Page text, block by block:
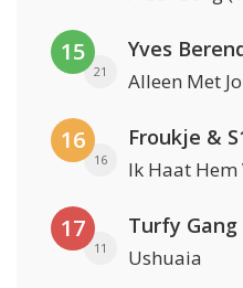
15
21
Yves
Alleen Met
16
16
Froukje &
Ik Haat Hem
17
11
Turfy Gang
Ushuaia